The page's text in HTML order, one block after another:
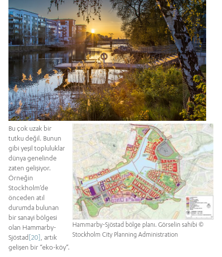
Hammarby-Sjöstad bölge planı. Görselin sahibi ©
Stockholm City Planning Administration
Bu çok uzak bir
tutku değil. Bunun
gibi yeşil topluluklar
dünya genelinde
zaten gelişiyor.
Örneğin
Stockholm’de
önceden atıl
durumda bulunan
bir sanayi bölgesi
olan Hammarby-
Sjöstad [20] , artık
gelişen bir “eko-köy”.